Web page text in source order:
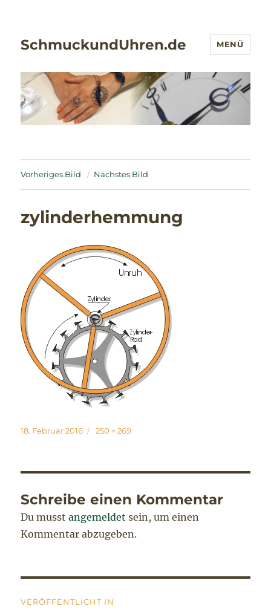
SchmuckundUhren.de MENÜ
Vorheriges Bild Nächstes Bild
zylinderhemmung
Veröffentlicht
18. Februar 2016 Originalgröße
250 × 269
Schreibe einen Kommentar
Du musstangemeldet sein, um einen
Kommentar abzugeben.
VERÖFFENTLICHT IN